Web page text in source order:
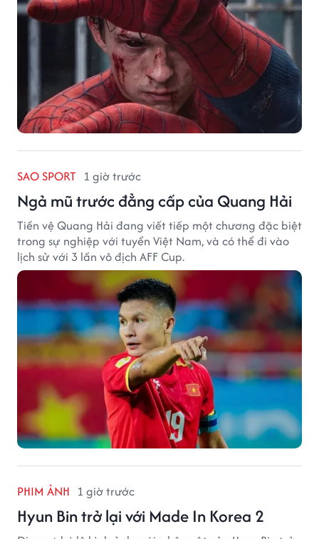
SAO SPORT 1 giờ trước
Ngả mũ trước đẳng cấp của Quang Hải
Tiền vệ Quang Hải đang viết tiếp một chương đặc biệt
trong sự nghiệp với tuyển Việt Nam, và có thể đi vào
lịch sử với 3 lần vô địch AFF Cup.
PHIM ẢNH 1 giờ trước
Hyun Bin trở lại với Made In Korea 2